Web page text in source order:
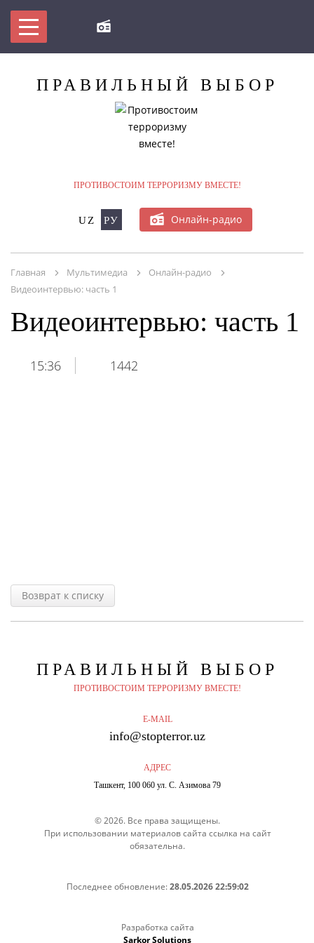
БАЗЫ ДАННЫХ ПО ТЕРРОРИЗМУ/
ОНЛАЙН-КОНФЕРЕНЦИЯ
МУЛЬТИМЕДИА
ПУБЛИКАЦИИ
ПРАВИЛЬНЫЙ ВЫБОР
ПРОТИВОСТОИМ ТЕРРОРИЗМУ ВМЕСТЕ!
UZ РУ Онлайн-радио
Главная Мультимедиа
Онлайн-радио
Видеоинтервью: часть 1
Видеоинтервью: часть 1
15:36 1442
Возврат к списку
ПРАВИЛЬНЫЙВЫБОР
ПРОТИВОСТОИМ ТЕРРОРИЗМУ ВМЕСТЕ!
E-MAIL
info@stopterror.uz
АДРЕС
Ташкент, 100 060 ул. С. Азимова 79
© 2026. Все права защищены.
При использовании материалов сайта ссылка на сайт
обязательна.
Последнее обновление:28.05.2026 22:59:02
Разработка сайта
Sarkor Solutions